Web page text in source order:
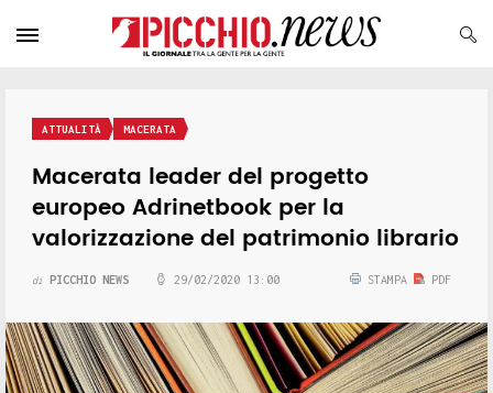
ATTUALITÀ MACERATA
Macerata leader del progetto
europeo Adrinetbook per la
valorizzazione del patrimonio librario
di PICCHIO NEWS 29/02/2020 13:00 STAMPA PDF